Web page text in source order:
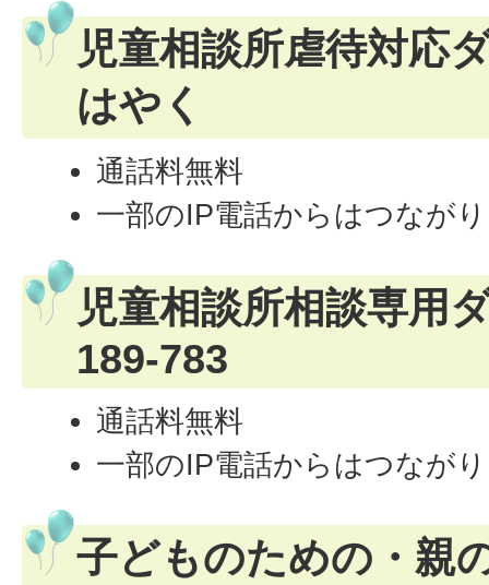
児童相談所虐待対応
はやく
通話料無料
一部のIP電話からはつなが
児童相談所相談専用
189-783
通話料無料
一部のIP電話からはつなが
子どものための・親